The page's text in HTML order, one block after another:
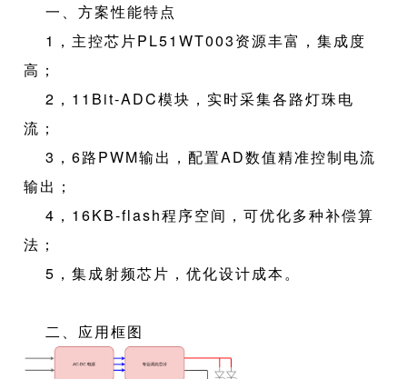
一、方案性能特点
1，主控芯片PL51WT003资源丰富，集成度
高；
2，11Bit-ADC模块，实时采集各路灯珠电
流；
3，6路PWM输出，配置AD数值精准控制电流
输出；
4，16KB-flash程序空间，可优化多种补偿算
法；
5，集成射频芯片，优化设计成本。
二、应用框图